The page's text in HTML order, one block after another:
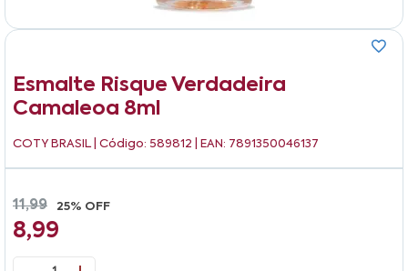
Esmalte Risque Verdadeira
Camaleoa 8ml
COTY BRASIL | Código: 589812 | EAN: 7891350046137
11,99 25% OFF
8,99